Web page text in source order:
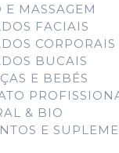
MASSAGEM
FACIAIS
CORPORAIS
BUCAIS
E BEBÉS
& BIO
E